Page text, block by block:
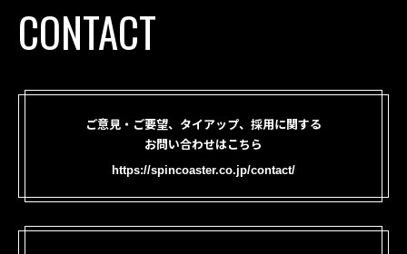
CONTACT
ご意見・ご要望、タイアップ、採用に関する
お問い合わせはこちら
https://spincoaster.co.jp/contact/